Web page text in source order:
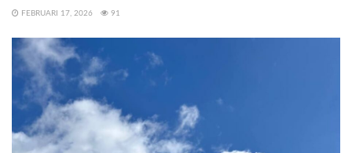
FEBRUARI 17, 2026 91